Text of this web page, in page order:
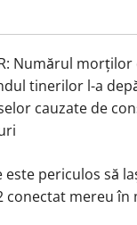
Numărul
tinerilor l-a
cauzate de
este periculos să
conectat mereu în